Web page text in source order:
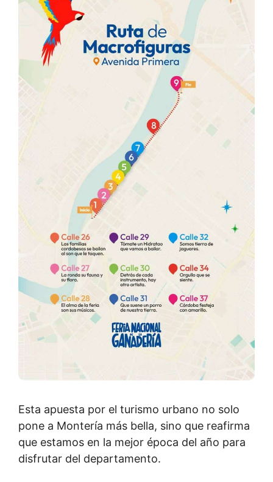
Esta apuesta por el turismo urbano no solo
pone a Montería más bella, sino que reafirma
que estamos en la mejor época del año para
disfrutar del departamento.